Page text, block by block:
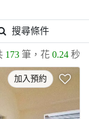
搜尋條件
173 筆，花 0.24 秒
加入預約